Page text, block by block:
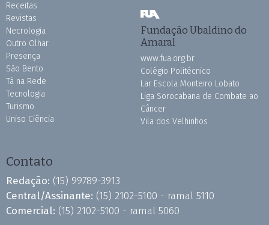
Receitas
Revistas
Necrologia
Outro Olhar
Presença
São Bento
Tá na Rede
Tecnologia
Turismo
Uniso Ciência
Fundação Ubaldino do
Amaral
www.fua.org.br
Colégio Politécnico
Lar Escola Monteiro Lobato
Liga Sorocabana de Combate ao
Câncer
Vila dos Velhinhos
Contato
Redação: (15) 99789-3913
Central/Assinante: (15) 2102-5100 - ramal 5110
Comercial: (15) 2102-5100 - ramal 5060